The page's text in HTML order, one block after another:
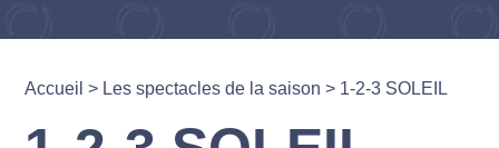
Accueil > Les spectacles de la saison > 1-2-3 SOLEIL